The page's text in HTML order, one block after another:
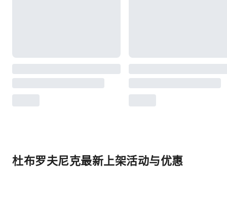
杜布罗夫尼克最新上架活动与优惠